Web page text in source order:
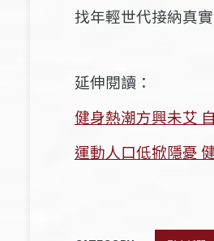
找年輕世代接納真
延伸閱讀：
健身熱潮方興未艾
運動人口低掀隱憂